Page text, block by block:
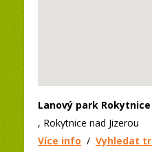
Lanový park Rokytnice
, Rokytnice nad Jizerou
Více info / Vyhledat